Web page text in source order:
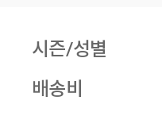
시즌/성별
배송비